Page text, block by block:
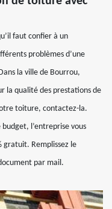
faut confier à un
problèmes d’une
la ville de Bourrou,
la qualité des prestations de
toiture, contactez-la.
l’entreprise vous
gratuit. Remplissez le
par mail.